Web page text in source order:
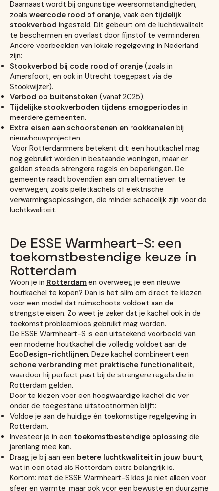
Daarnaast wordt bij ongunstige weersomstandigheden,
zoals weercode rood of oranje, vaak een tijdelijk
stookverbod ingesteld. Dit gebeurt om de luchtkwaliteit
te beschermen en overlast door fijnstof te verminderen.
Andere voorbeelden van lokale regelgeving in Nederland
zijn:
Stookverbod bij code rood of oranje (zoals in
Amersfoort, en ook in Utrecht toegepast via de
Stookwijzer).
Verbod op buitenstoken (vanaf 2025).
Tijdelijke stookverboden tijdens smogperiodes in
meerdere gemeenten.
Extra eisen aan schoorstenen en rookkanalen bij
nieuwbouwprojecten.
Voor Rotterdammers betekent dit: een houtkachel mag
nog gebruikt worden in bestaande woningen, maar er
gelden steeds strengere regels en beperkingen. De
gemeente raadt bovendien aan om alternatieven te
overwegen, zoals pelletkachels of elektrische
verwarmingsoplossingen, die minder schadelijk zijn voor de
luchtkwaliteit.
De ESSE Warmheart-S: een
toekomstbestendige keuze in
Rotterdam
Woon je in Rotterdam en overweeg je een nieuwe
houtkachel te kopen? Dan is het slim om direct te kiezen
voor een model dat ruimschoots voldoet aan de
strengste eisen. Zo weet je zeker dat je kachel ook in de
toekomst probleemloos gebruikt mag worden.
De ESSE Warmheart-S is een uitstekend voorbeeld van
een moderne houtkachel die volledig voldoet aan de
EcoDesign-richtlijnen. Deze kachel combineert een
schone verbranding met praktische functionaliteit,
waardoor hij perfect past bij de strengere regels die in
Rotterdam gelden.
Door te kiezen voor een hoogwaardige kachel die ver
onder de toegestane uitstootnormen blijft:
Voldoe je aan de huidige én toekomstige regelgeving in
Rotterdam.
Investeer je in een toekomstbestendige oplossing die
jarenlang mee kan.
Draag je bij aan een betere luchtkwaliteit in jouw buurt,
wat in een stad als Rotterdam extra belangrijk is.
Kortom: met de ESSE Warmheart-S kies je niet alleen voor
sfeer en warmte, maar ook voor een bewuste en duurzame